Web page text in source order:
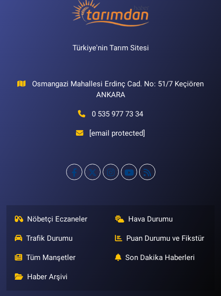
Türkiye'nin Tarım Sitesi
Osmangazi Mahallesi Erdinç Cad. No: 51/7 Keçiören
ANKARA
0 535 977 73 34
[email protected]
Nöbetçi Eczaneler Hava Durumu
Trafik Durumu Puan Durumu ve Fikstür
Tüm Manşetler Son Dakika Haberleri
Haber Arşivi